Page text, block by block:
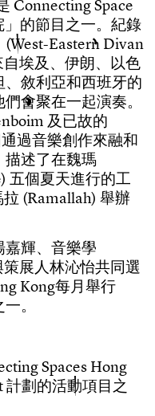
ConnectingSpace
」 的節目 之一。 紀錄
(West-Eastern Divan
自埃及 、 伊朗、 以色
、 敘利亞和西班牙的
們會聚在一起演奏。
nboim 及已故的
通過音樂創作來融和
描述了在魏瑪
) 五個夏天進行的工
拉 (Ramallah) 舉辦
嘉輝、 音樂學
策展人林沁怡共同選
ng Kong每月舉行
一。
ctingSpaces Hong
計劃的活動項目 之